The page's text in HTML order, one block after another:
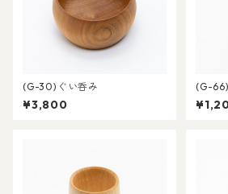
(G-30)ぐい呑み
¥3,800
(G-